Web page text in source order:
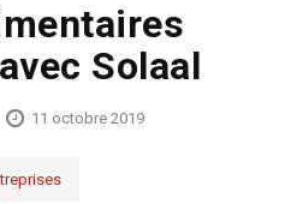
Solaal
11 octobre 2019